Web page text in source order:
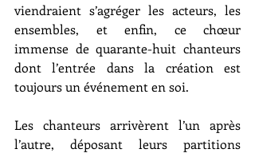
viendraient s’agréger les acteurs, les
ensembles, et enfin, ce chœur
immense de quarante-huit chanteurs
dont l’entrée dans la création est
toujours un événement en soi.
Les chanteurs arrivèrent l’un après
l’autre, déposant leurs partitions